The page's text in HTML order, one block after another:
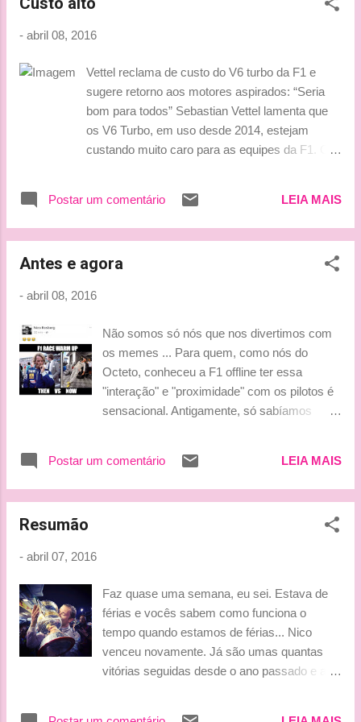
dois carros. Seja com Kimi Räikkönen na
a escuderia parece sofrer com a confiabilidade
uma esquadra que está sempre no limite.
“Estamos indo na direção correta, mas é óbvio
que não é ideal para a equipe ter apenas um
carro terminando a corrida. Nesse esporte,
errado. Não é o que queremos, mas é parte do
- abril 08, 2016
Vettel reclama de custo do V6 turbo da F1 e
sugere retorno aos motores aspirados: “Seria
bom para todos” Sebastian Vettel lamenta que
os V6 Turbo, em uso desde 2014, estejam
custando muito caro para as equipes da F1. O
equipes Sebastian Vettel teme que o alto custo
dos V6 turbo da F1, em uso desde 2014, esteja
categoria. Para controlar os altos custos do
escuderias menores, o alemão sugeriu o retorno
que as regulações para unidades de potência
são muito caras. Seria bom para todas as
equipes se o esporte voltasse a ter algo
aspirado. Eles (os motores turbo) já custaram
muito dinheiro e vão seguir custando muito
optou por aplicar um complicado sistema híbrido
Postar um comentário LEIA MAIS
Antes e agora
- abril 08, 2016
Não somos só nós que nos divertimos com
os memes ... Para quem, como nós do
Octeto, conheceu a F1 offline ter essa
"interação" e "proximidade" com os pilotos é
sensacional. Antigamente, só sabíamos
suas personalidades. Hoje é tão mais fácil...
Bu Lu
Postar um comentário LEIA MAIS
Resumão
- abril 07, 2016
Faz quase uma semana, eu sei. Estava de
férias e vocês sabem como funciona o
tempo quando estamos de férias... Nico
venceu novamente. Já são umas quantas
vitórias seguidas desde o ano passado e as